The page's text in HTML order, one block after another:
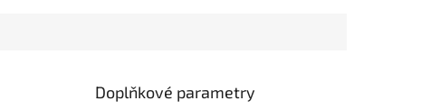
Doplňkové parametry